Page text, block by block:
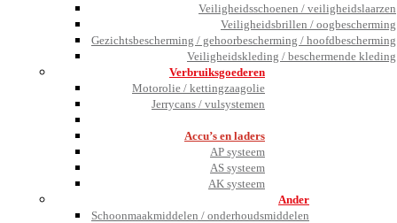
Veiligheidsschoenen / veiligheidslaarzen
Veiligheidsbrillen / oogbescherming
Gezichtsbescherming / gehoorbescherming / hoofdbescherming
Veiligheidskleding / beschermende kleding
Verbruiksgoederen
Motorolie / kettingzaagolie
Jerrycans / vulsystemen
Accu’s en laders
AP systeem
AS systeem
AK systeem
Ander
Schoonmaakmiddelen / onderhoudsmiddelen